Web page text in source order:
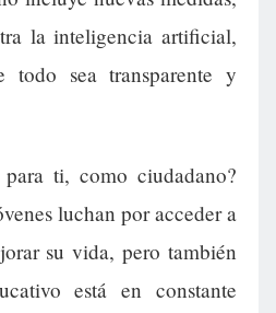
la inteligencia artificial,
todo sea transparente y
ti, como ciudadano?
luchan por acceder a
su vida, pero también
está en constante